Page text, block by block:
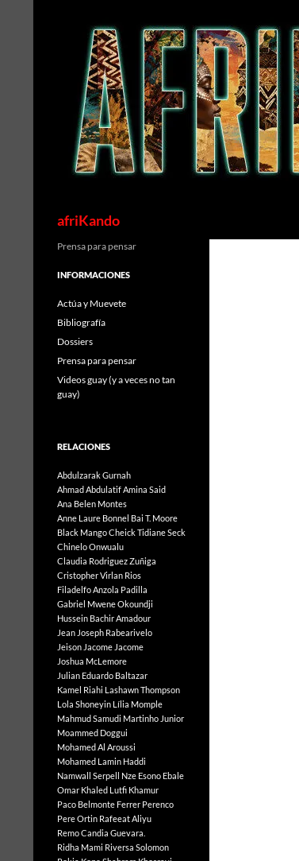
afriKando
Prensa para pensar
INFORMACIONES
Actúa y Muevete
Bibliografía
Dossiers
Prensa para pensar
Videos guay (y a veces no tan
guay)
RELACIONES
Abdulzarak Gurnah
Ahmad AbdulatifAmina Said
Ana Belen Montes
Anne Laure Bonnel Bai T. Moore
Black MangoCheick Tidiane Seck
Chinelo Onwualu
Claudia Rodriguez Zuñiga
Cristopher Virlan Rios
Filadelfo Anzola Padilla
Gabriel Mwene Okoundji
Hussein Bachir Amadour
Jean Joseph Rabearivelo
Jeison Jacome Jacome
Joshua McLemore
Julian Eduardo Baltazar
Kamel Riahi Lashawn Thompson
Lola Shoneyin Lília Momple
Mahmud Samudi Martinho Junior
Moammed Doggui
Mohamed Al Aroussi
Mohamed Lamin Haddi
Namwall Serpell Nze Esono Ebale
Omar Khaled Lutfi Khamur
Paco Belmonte Ferrer Perenco
Pere Ortin Rafeeat Aliyu
Remo Candia Guevara.
Ridha Mami Riversa Solomon